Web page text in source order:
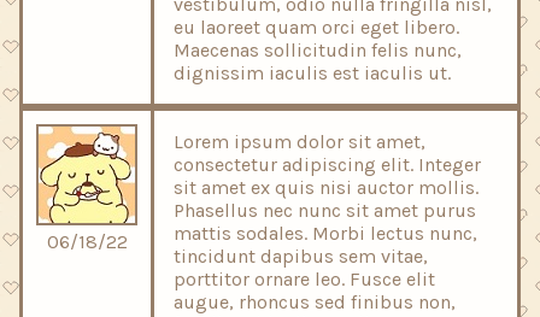
eu laoreet quam orci eget libero.
Maecenas sollicitudin felis nunc,
dignissim iaculis est iaculis ut.
06/18/22
Lorem ipsum dolor sit amet,
consectetur adipiscing elit. Integer
sit amet ex quis nisi auctor mollis.
Phasellus nec nunc sit amet purus
mattis sodales. Morbi lectus nunc,
tincidunt dapibus sem vitae,
porttitor ornare leo. Fusce elit
augue, rhoncus sed finibus non,